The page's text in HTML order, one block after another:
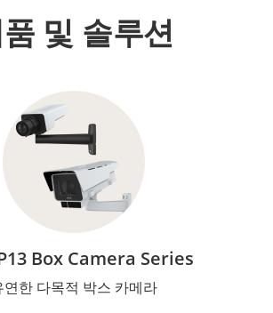
및 솔루션
Box Camera Series
연한 다목적 박스 카메라